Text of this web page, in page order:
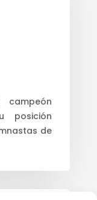
campeón
posición
de